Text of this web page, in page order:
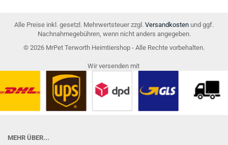
Alle Preise inkl. gesetzl. Mehrwertsteuer zzgl. Versandkosten und ggf.
Nachnahmegebühren, wenn nicht anders angegeben.
© 2026 MrPet Terworth Heimtiershop - Alle Rechte vorbehalten.
Wir versenden mit
MEHR ÜBER...